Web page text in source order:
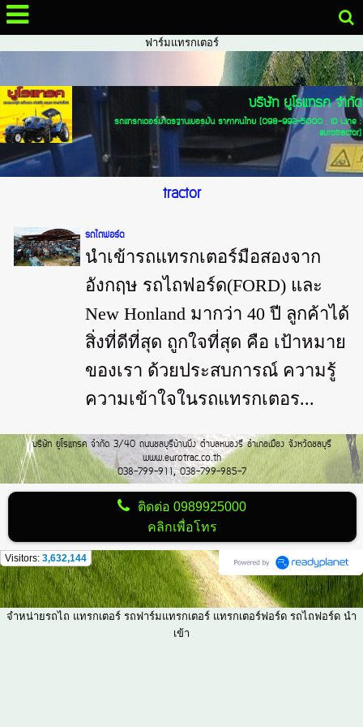
จำหน่ายรถไถ แทรกเตอร์ รถฟาร์มแทรกเตอร์ แทรกเตอร์ฟอร์ด รถไถฟอร์ด นำ
เข้ารถไถ, รถไถฟอร์ด, ขายรถไถ, จำหน่ายรถไถ, แทรกเตอร์, รถแทรกเตอร์, รถ
ฟาร์มแทรกเตอร์
บริษัท ยูโรแทรค จำกัด
รถแทรกเตอร์มาตรฐานเยอรมัน ราคาคนไทย (098-992-5000 , ID Line :
eurotractor)
tractor
รถไถฟอร์ด
นำเข้ารถแทรกเตอร์มือสองจาก
อังกฤษ รถไถฟอร์ด(FORD) และ
New Honland มากว่า 40 ปี ลูกค้าได้
สิ่งที่ดีที่สุด ถูกใจที่สุด คือ เป้าหมาย
ของเรา ด้วยประสบการณ์ ความรู้
ความเข้าใจในรถแทรกเตอร...
บริษัท ยูโรแทรค จำกัด 3/40 ถนนชลบุรีบ้านบึง ตำบลหนองรี อำเภอเมือง จังหวัดชลบุรี
www.eurotrac.co.th
038-799-911, 038-799-985-7
ติดต่อ0989925000
คลิกเพื่อโทร
Visitors: 3,632,144
จำหน่ายรถไถ แทรกเตอร์ รถฟาร์มแทรกเตอร์ แทรกเตอร์ฟอร์ด รถไถฟอร์ด นำ
เข้า